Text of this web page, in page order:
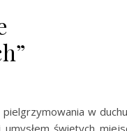
w
świętych